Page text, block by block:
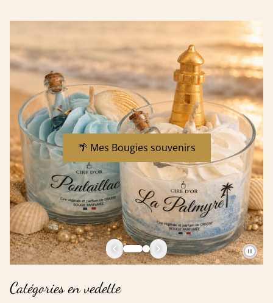
🌴 Mes Bougies souvenirs
Catégories en vedette